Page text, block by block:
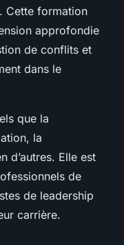
Cette formation
approfondie
de conflits et
dans le
que la
la
d’autres. Elle est
de
de leadership
carrière.